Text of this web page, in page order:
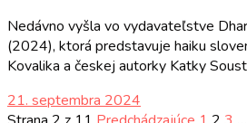
Nedávno vyšla vo vydavateľstve
(2024), ktorá predstavuje haiku
Kovalika a českej autorky Katky
21. septembra 2024